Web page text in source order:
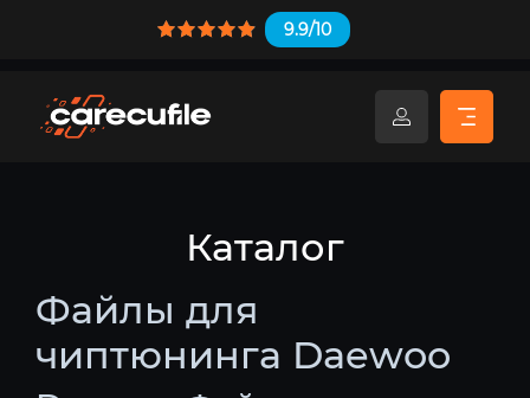
9.9/10
Каталог
Файлы для
чиптюнинга Daewoo